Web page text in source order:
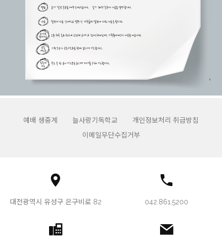
예배 생중계 늘사랑기독학교
개인정보처리 취급방침
이메일무단수집거부
대전광역시 유성구 은구비로 82 042.861.5200